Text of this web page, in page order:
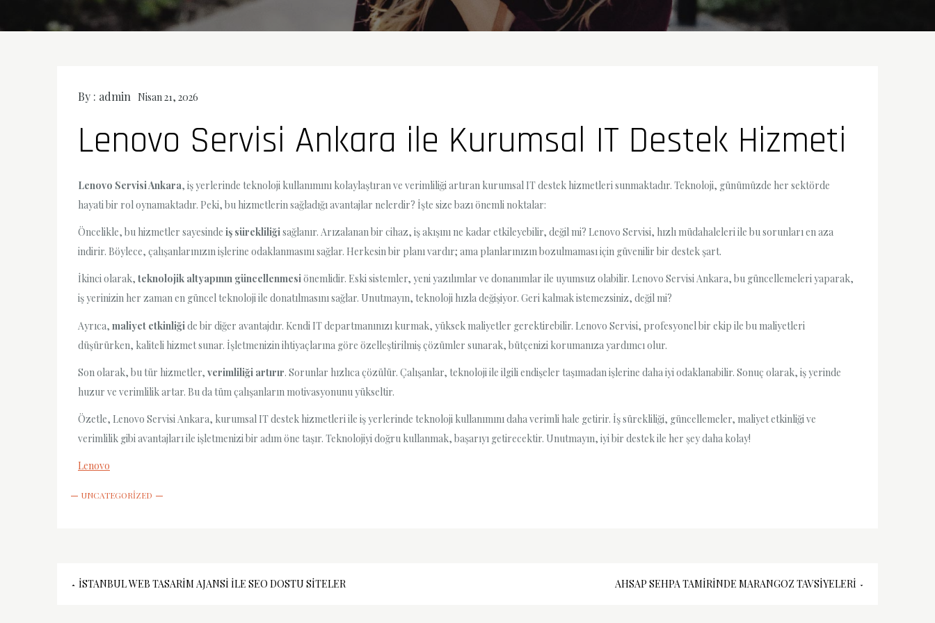
By : admin Nisan 21, 2026
Lenovo Servisi Ankara ile Kurumsal IT Destek Hizmeti
Lenovo Servisi Ankara, iş yerlerinde teknoloji kullanımını kolaylaştıran ve verimliliği artıran kurumsal IT destek hizmetleri sunmaktadır. Teknoloji, günümüzde her sektörde
hayati bir rol oynamaktadır. Peki, bu hizmetlerin sağladığı avantajlar nelerdir? İşte size bazı önemli noktalar:
Öncelikle, bu hizmetler sayesinde iş sürekliliğisağlanır. Arızalanan bir cihaz, iş akışını ne kadar etkileyebilir, değil mi? Lenovo Servisi, hızlı müdahaleleri ile bu sorunları en aza
indirir. Böylece, çalışanlarınızın işlerine odaklanmasını sağlar. Herkesin bir planı vardır; ama planlarınızın bozulmaması için güvenilir bir destek şart.
İkinci olarak, teknolojik altyapının güncellenmesiönemlidir. Eski sistemler, yeni yazılımlar ve donanımlar ile uyumsuz olabilir. Lenovo Servisi Ankara, bu güncellemeleri yaparak,
iş yerinizin her zaman en güncel teknoloji ile donatılmasını sağlar. Unutmayın, teknoloji hızla değişiyor. Geri kalmak istemezsiniz, değil mi?
Ayrıca, maliyet etkinliği de bir diğer avantajdır. Kendi IT departmanınızı kurmak, yüksek maliyetler gerektirebilir. Lenovo Servisi, profesyonel bir ekip ile bu maliyetleri
düşürürken, kaliteli hizmet sunar. İşletmenizin ihtiyaçlarına göre özelleştirilmiş çözümler sunarak, bütçenizi korumanıza yardımcı olur.
Son olarak, bu tür hizmetler, verimliliği artırır. Sorunlar hızlıca çözülür. Çalışanlar, teknoloji ile ilgili endişeler taşımadan işlerine daha iyi odaklanabilir. Sonuç olarak, iş yerinde
huzur ve verimlilik artar. Bu da tüm çalışanların motivasyonunu yükseltir.
Özetle, Lenovo Servisi Ankara, kurumsal IT destek hizmetleri ile iş yerlerinde teknoloji kullanımını daha verimli hale getirir. İş sürekliliği, güncellemeler, maliyet etkinliği ve
verimlilik gibi avantajları ile işletmenizi bir adım öne taşır. Teknolojiyi doğru kullanmak, başarıyı getirecektir. Unutmayın, iyi bir destek ile her şey daha kolay!
Lenovo
UNCATEGORIZED
Yazı
İSTANBUL WEB TASARIM AJANSI İLE SEO DOSTU SITELER AHSAP SEHPA TAMIRINDE MARANGOZ TAVSIYELERI